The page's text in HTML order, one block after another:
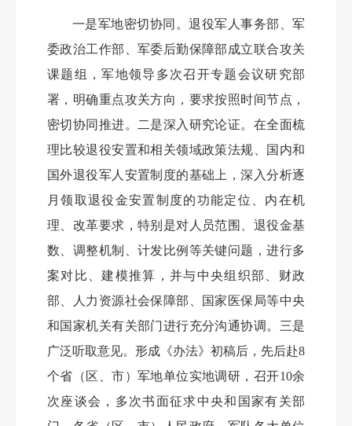
一是军地密切协同。退役军人事务部、军
委政治工作部、军委后勤保障部成立联合攻关
课题组，军地领导多次召开专题会议研究部
署，明确重点攻关方向，要求按照时间节点，
密切协同推进。二是深入研究论证。在全面梳
理比较退役安置和相关领域政策法规、国内和
国外退役军人安置制度的基础上，深入分析逐
月领取退役金安置制度的功能定位、内在机
理、改革要求，特别是对人员范围、退役金基
数、调整机制、计发比例等关键问题，进行多
案对比、建模推算，并与中央组织部、财政
部、人力资源社会保障部、国家医保局等中央
和国家机关有关部门进行充分沟通协调。三是
广泛听取意见。形成《办法》初稿后，先后赴8
个省（区、市）军地单位实地调研，召开10余
次座谈会，多次书面征求中央和国家有关部